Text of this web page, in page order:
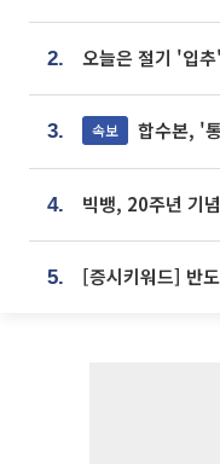
2. 오늘은 절기 '입
3. 속보 합수본, '통계
4.
5.